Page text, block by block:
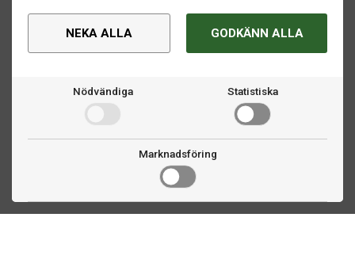
NEKA ALLA GODKÄNN ALLA
Nödvändiga Statistiska
Marknadsföring